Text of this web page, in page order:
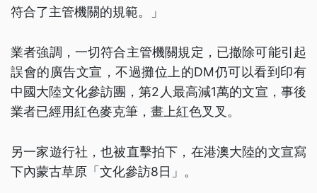
符合了主管機關的規範。」
業者強調，一切符合主管機關規定，已撤除可能引起
誤會的廣告文宣，不過攤位上的DM仍可以看到印有
中國大陸文化參訪團，第2人最高減1萬的文宣，事後
業者已經用紅色麥克筆，畫上紅色叉叉。
另一家遊行社，也被直擊拍下，在港澳大陸的文宣寫
下內蒙古草原「文化參訪8日」。